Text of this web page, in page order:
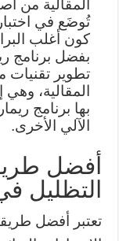
المقالية من
تُوضَع في
كون أغلب
بفضل برنامج
تطوير تقنيات
المقالية،
بها برنامج
الآلي الأخرى.
أفضل
التظليل
تعتبر أفضل